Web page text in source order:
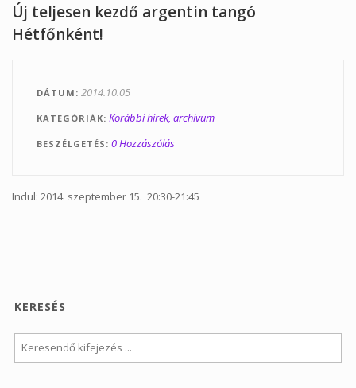
Új teljesen kezdő argentin tangó
Hétfőnként!
DÁTUM 2014.10.05
KATEGÓRIÁK Korábbi hírek, archívum
BESZÉLGETÉS 0 Hozzászólás
Indul: 2014. szeptember 15. 20:30-21:45
KERESÉS